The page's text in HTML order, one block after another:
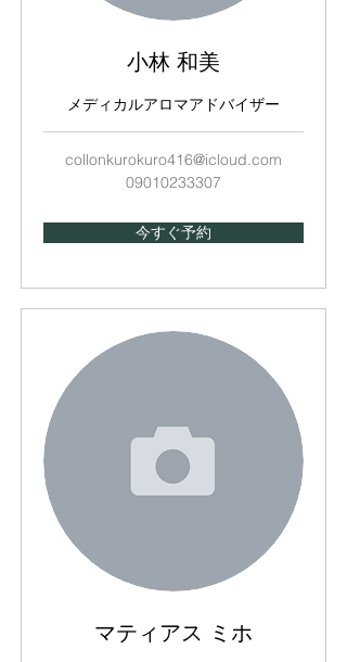
小林 和美
メディカルアロマアドバイザー
collonkurokuro416@icloud.com
09010233307
今すぐ予約
マティアス ミホ